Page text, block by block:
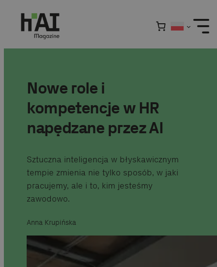
treści
Nowe role i
kompetencje w HR
napędzane przez AI
Sztuczna inteligencja w błyskawicznym
tempie zmienia nie tylko sposób, w jaki
pracujemy, ale i to, kim jesteśmy
zawodowo.
Anna Krupińska